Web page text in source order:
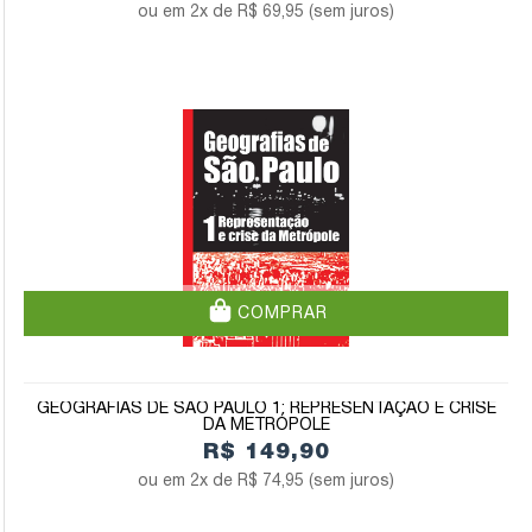
2x de R$ 69,95 (sem juros)
COMPRAR
GEOGRAFIAS DE SÃO PAULO 1: REPRESENTAÇÃO E CRISE
DA METRÓPOLE
R$ 149,90
2x de R$ 74,95 (sem juros)